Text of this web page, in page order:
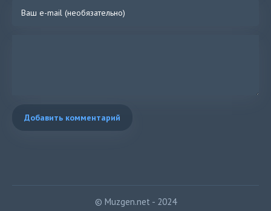
Добавить комментарий
© Muzgen.net - 2024